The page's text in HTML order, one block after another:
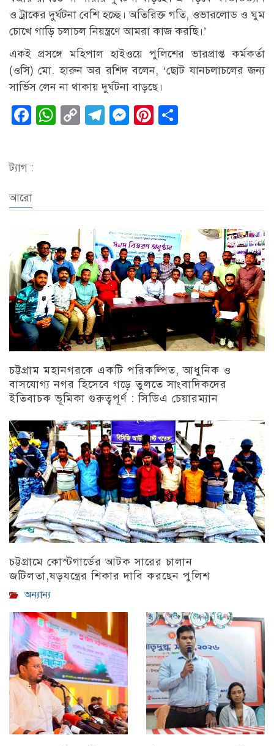
ও ট্রাকের দুর্ঘটনা বেশি হচ্ছে। অতিরিক্ত গতি, ওভারলোড ও ঘুম
চোখে গাড়ি চলাচল নিয়ন্ত্রণে আমরা কাজ করছি।’
একই প্রসঙ্গে মহিপাল হাইওয়ে পুলিশের ভারপ্রাপ্ত কর্মকর্তা
(ওসি) মো. হারুন অর রশিদ বলেন, ‘ছোট যানচলাচলের জন্য
সার্ভিস লেন না থাকায় দুর্ঘটনা বাড়ছে।
Facebook
WhatsApp
CopyTelegram
Messenger
Pinterest
ট্যাগ :
আরো
চট্টগ্রাম মহানগরকে একটি পরিকল্পিত, আধুনিক ও
বাসযোগ্য নগর হিসেবে গড়ে তুলতে সাংবাদিকদের
ইতিবাচক ভূমিকা গুরুত্বপূর্ণ : সিডিএ চেয়ারম্যান
চট্টগ্রাম
চট্টগ্রামে কোস্টগার্ডের আটক সারের চালান
জটিলতা,ষড়যন্ত্রের শিকার দাবি করছেন পুলিশ
অন্যান্য